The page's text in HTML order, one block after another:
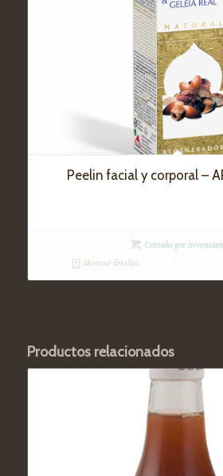
Peelin facial y corporal –
Cerrado por
Mostrar detalles
Productos relacionados